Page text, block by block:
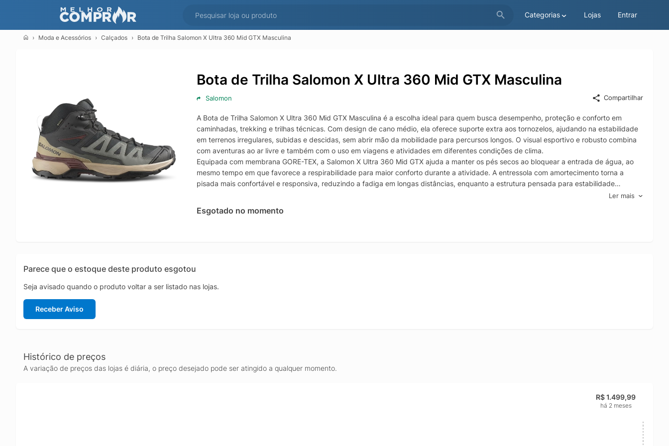
Categorias Lojas Entrar
Moda e Acessórios Calçados Bota de Trilha Salomon X Ultra 360 Mid GTX Masculina
Bota de Trilha Salomon X Ultra 360 Mid GTX Masculina
Salomon Compartilhar
A Bota de Trilha Salomon X Ultra 360 Mid GTX Masculina é a escolha ideal para quem busca desempenho, proteção e conforto em
caminhadas, trekking e trilhas técnicas. Com design de cano médio, ela oferece suporte extra aos tornozelos, ajudando na estabilidade
em terrenos irregulares, subidas e descidas, sem abrir mão da mobilidade para percursos longos. O visual esportivo e robusto combina
com aventuras ao ar livre e também com o uso em viagens e atividades em diferentes condições de clima.
Equipada com membrana GORE-TEX, a Salomon X Ultra 360 Mid GTX ajuda a manter os pés secos ao bloquear a entrada de água, ao
mesmo tempo em que favorece a respirabilidade para maior conforto durante a atividade. A entressola com amortecimento torna a
pisada mais confortável e responsiva, reduzindo a fadiga em longas distâncias, enquanto a estrutura pensada para estabilidade
contribui para maior controle do movimento, especialmente quando você carrega mochila ou enfrenta trechos com pedras, raízes e
lama.
O solado com borracha de alta aderência da Salomon é desenvolvido para tração confiável em superfícies variadas, oferecendo
Ler mais
Esgotado no momento
Parece que o estoque deste produto esgotou
Seja avisado quando o produto voltar a ser listado nas lojas.
Receber Aviso
Histórico de preços
A variação de preços das lojas é diária, o preço desejado pode ser atingido a qualquer momento.
R$ 1.499,99
há 2 meses